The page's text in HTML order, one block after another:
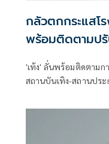
กลัวตกกระแสโ
พร้อมติดตามป
'เท้ง' ลั่นพร้อมติดตาม
สถานบันเทิง-สถานปร